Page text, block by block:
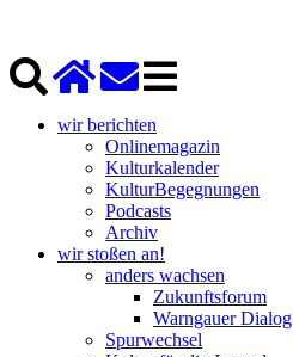
wir berichten
Onlinemagazin
Kulturkalender
KulturBegegnungen
Podcasts
Archiv
wir stoßen an!
anders wachsen
Zukunftsforum
Warngauer Dialog
Spurwechsel